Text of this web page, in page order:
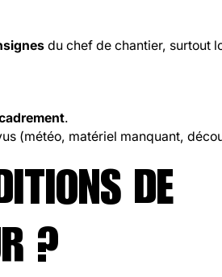
du chef de chantier, surtout
.
(météo, matériel manquant,
DE
?